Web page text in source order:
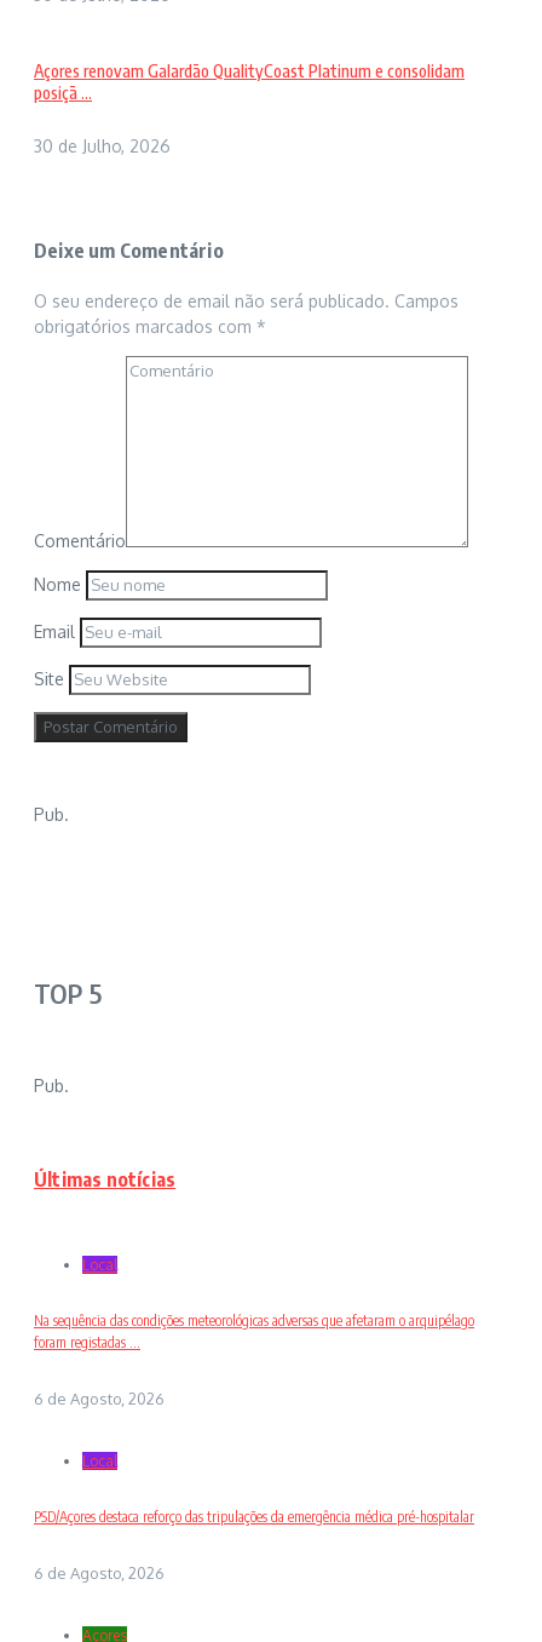
Açores renovam Galardão QualityCoast Platinum e consolidam
posiçã ...
30 de Julho, 2026
Deixe um Comentário
O seu endereço de email não será publicado. Campos
obrigatórios marcados com *
Comentário
Nome
Email
Site
Pub.
TOP 5
Pub.
Últimas notícias
Local
Na sequência das condições meteorológicas adversas que afetaram o arquipélago
foram registadas ...
6 de Agosto, 2026
Local
PSD/Açores destaca reforço das tripulações da emergência médica pré-hospitalar
6 de Agosto, 2026
Açores